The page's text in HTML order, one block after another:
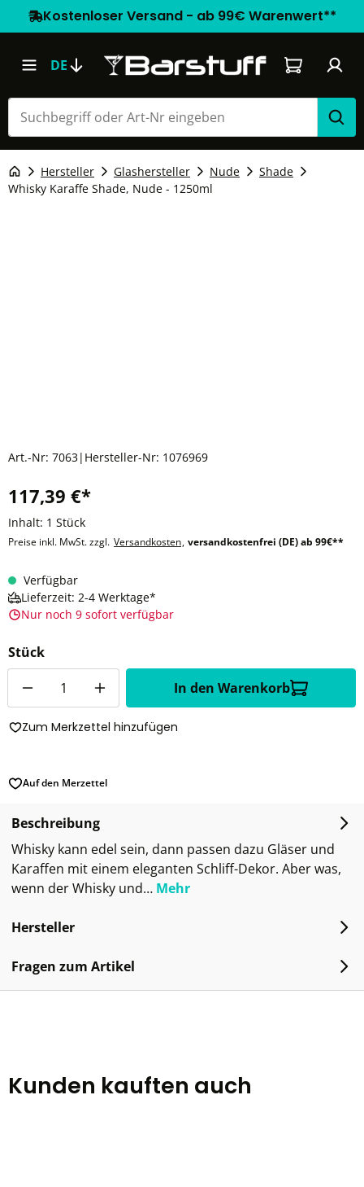
Kostenloser Versand - ab 99€ Warenwert**
DE Warenkorb
Hersteller Glashersteller Nude
Shade
Whisky Karaffe Shade, Nude - 1250ml
Art.-Nr: 7063| Hersteller-Nr: 1076969
117,39 €*
Inhalt: 1 Stück
Preise inkl. MwSt. zzgl. Versandkosten, versandkostenfrei (DE) ab 99€**
Verfügbar
Lieferzeit: 2-4 Werktage*
Nur noch 9 sofort verfügbar
Stück
In den Warenkorb
Zum Merkzettel hinzufügen
Auf den Merzettel
Beschreibung
Whisky kann edel sein, dann passen dazu Gläser und
Karaffen mit einem eleganten Schliff-Dekor. Aber was,
wenn der Whisky und… Mehr
Hersteller
Fragen zum Artikel
Kunden kauften auch